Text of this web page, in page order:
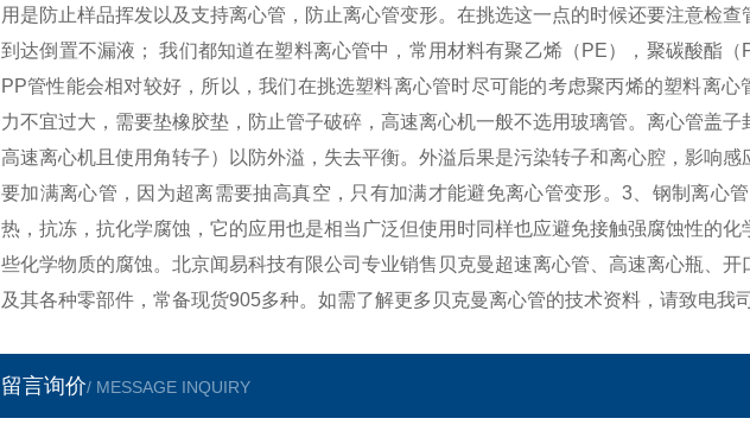
用是防止样品挥发以及支持离心管，防止离心管变形。在挑选这一点的时候还要注意检
到达倒置不漏液； 我们都知道在塑料离心管中，常用材料有聚乙烯（PE），聚碳酸酯
PP管性能会相对较好，所以，我们在挑选塑料离心管时尽可能的考虑聚丙烯的塑料离
力不宜过大，需要垫橡胶垫，防止管子破碎，高速离心机一般不选用玻璃管。离心管盖
高速离心机且使用角转子）以防外溢，失去平衡。外溢后果是污染转子和离心腔，影响
要加满离心管，因为超离需要抽高真空，只有加满才能避免离心管变形。3、钢制离心
热，抗冻，抗化学腐蚀，它的应用也是相当广泛但使用时同样也应避免接触强腐蚀性的
些化学物质的腐蚀。北京闻易科技有限公司专业销售贝克曼超速离心管、高速离心瓶、
及其各种零部件，常备现货905多种。如需了解更多贝克曼离心管的技术资料，请致电我司
留言询价/ MESSAGE INQUIRY